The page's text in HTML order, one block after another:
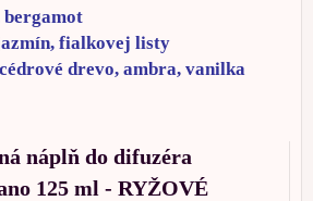
fialkovej listy
drevo, ambra, vanilka
náplň do difuzéra
125 ml - RYŽOVÉ